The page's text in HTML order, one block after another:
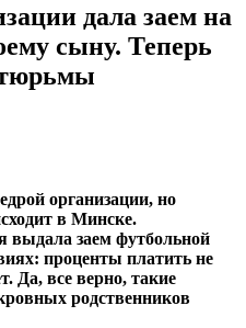
дала заем на
сыну. Теперь
тюрьмы
организации, но
в Минске.
выдала заем футбольной
проценты платить не
Да, все верно, такие
родственников